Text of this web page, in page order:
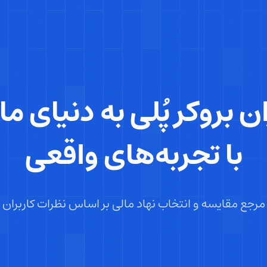
بروکر پُلی به دنیای
با تجربه‌های واقعی
مرجع مقایسه و انتخاب نهاد مالی بر اساس نظرات کاربران